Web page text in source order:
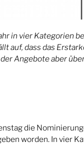
in vier Kategorien
auf, dass das
Angebote aber
die
worden. In vier